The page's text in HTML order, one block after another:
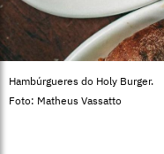
Hambúrgueres do Holy Burger.
Foto: Matheus Vassatto